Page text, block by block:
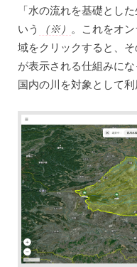
「水の流れを基礎とし
いう
（※） 。これをオ
域をクリックすると、
が表示される仕組みに
国内の川を対象として利